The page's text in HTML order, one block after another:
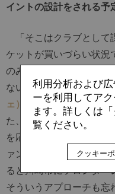
イントの設計をされる予
「そこはクラブとして
ケットが買いづらい状況
のみとなっています。そ
ない方の受け皿としては
ェ）
を試合観戦できる
た、試合観戦以外のコン
を応援してくれる『サポ
ァン・サポーターが自
ると川崎市にフロンター
そういうアプローチも忘
利用分析および
ーを利用してア
ます。詳しくは
覧ください。
クッキー